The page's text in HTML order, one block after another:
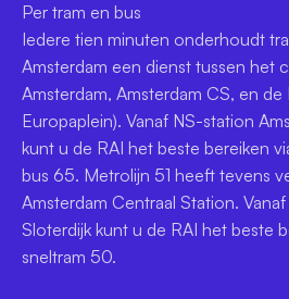
Per tram en bus
Iedere tien minuten onderhoudt
Amsterdam een dienst tussen het
Amsterdam, Amsterdam CS, en de
Europaplein). Vanaf NS-station
kunt u de RAI het beste bereiken
bus 65. Metrolijn 51 heeft tevens
Amsterdam Centraal Station.
Sloterdijk kunt u de RAI het beste
sneltram 50.